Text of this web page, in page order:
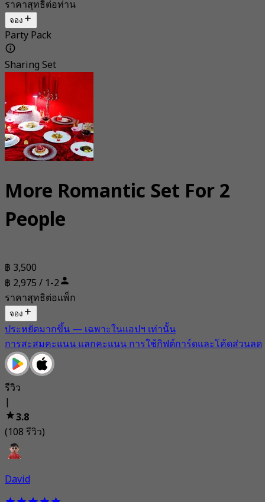
ราคาสุทธิต่อท่าน
จอง
Party Pack
Sharing Set
More Romantic Set For 2
People
฿ 3,500
฿ 2,975 / 1-2
ราคาสุทธิต่อแพ็ก
จอง
ประหยัดมากขึ้น — เฉพาะในแอปฯ เท่านั้น
การสะสมคะแนน แลกคะแนน การใช้กิฟต์การ์ดและโค้ดส่วนลด
รีวิว
|
3.8
(108 รีวิว)
David